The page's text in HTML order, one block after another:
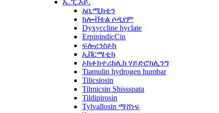
ኤ.ፒ.አይ.
አቢሚክቲን
ክሎቭቴል ሶዲየም
Dyxyccline hyclate
ErpinindicCin
ፍሎረንስኦክ
ኢቨርሜቲክ
ኦክቶክተሪክሊክ ሃይድሮክሊንግ
Tiamulin hydrogen humbar
Tilicsiosin
Tilmicsin Shissspata
Tildipirosin
Tylvallosin ማሸነፍ